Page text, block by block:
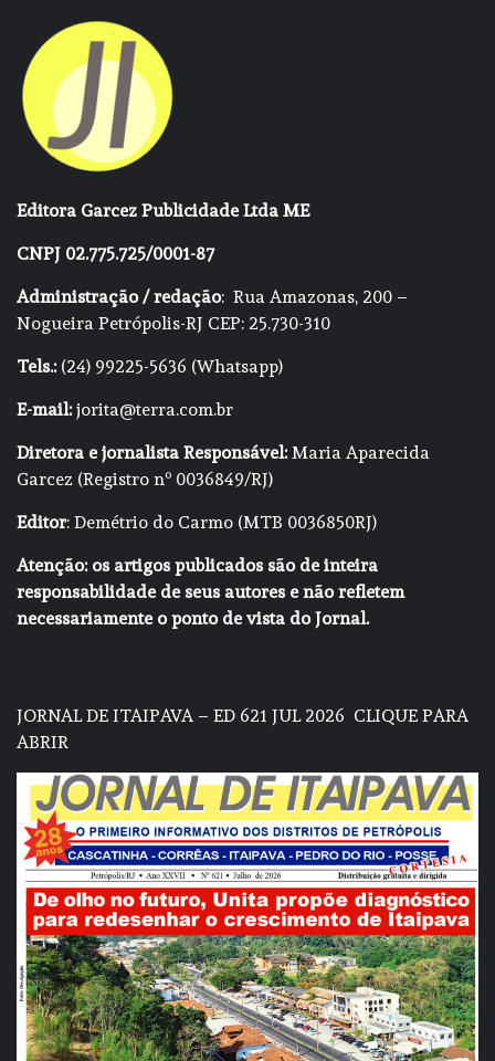
Editora Garcez Publicidade Ltda ME
CNPJ 02.775.725/0001-87
Administração / redação: Rua Amazonas, 200 –
Nogueira Petrópolis-RJ CEP: 25.730-310
Tels.:(24) 99225-5636 (Whatsapp)
E-mail:jorita@terra.com.br
Diretora e jornalista Responsável:Maria Aparecida
Garcez (Registro nº 0036849/RJ)
Editor: Demétrio do Carmo (MTB 0036850RJ)
Atenção: os artigos publicados são de inteira
responsabilidade de seus autores e não refletem
necessariamente o ponto de vista do Jornal.
JORNAL DE ITAIPAVA – ED 621 JUL 2026 CLIQUE PARA
ABRIR